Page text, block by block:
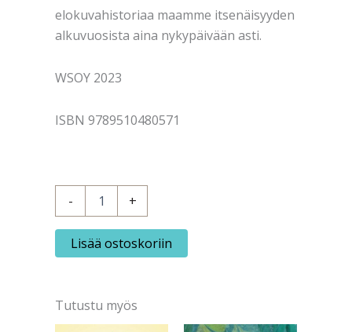
elokuvahistoriaa maamme itsenäisyyden
alkuvuosista aina nykypäivään asti.
WSOY 2023
ISBN 9789510480571
-
Niko:
Rauni
ja
+
Lisää ostoskoriin
Tutustu myös